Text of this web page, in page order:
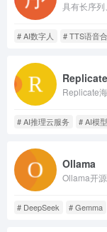
# AI数字人 # TTS语音
Replicate
# AI推理云服务 # AI模
Ollama
# DeepSeek # Gemma